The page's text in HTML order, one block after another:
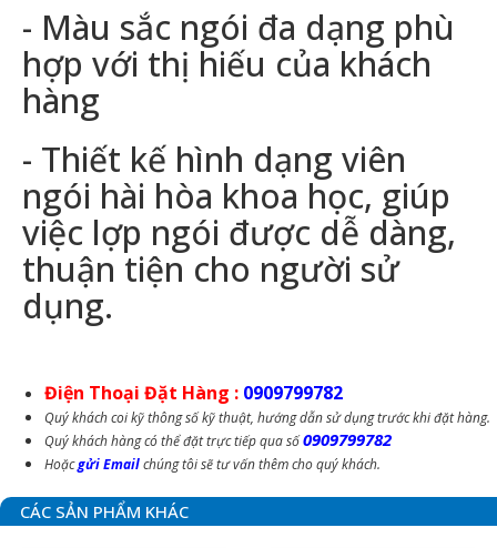
- Màu sắc ngói đa dạng phù
hợp với thị hiếu của khách
hàng
- Thiết kế hình dạng viên
ngói hài hòa khoa học, giúp
việc lợp ngói được dễ dàng,
thuận tiện cho người sử
dụng.
Điện Thoại Đặt Hàng : 0909799782
Quý khách coi kỹ thông số kỹ thuật, hướng dẫn sử dụng trước khi đặt hàng.
Quý khách hàng có thể đặt trực tiếp qua số0909799782
Hoặcgửi Emailchúng tôi sẽ tư vấn thêm cho quý khách.
CÁC SẢN PHẨM KHÁC